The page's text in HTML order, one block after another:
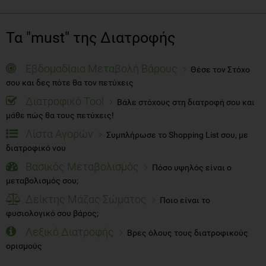
Τα "must" της Διατροφής
Εβδομαδίαια Μεταβολή Βάρους
Θέσε τον Στόχο
σου και δες πότε θα τον πετύχεις
Διατροφικό Tool
Βάλε στόχους στη διατροφή σου και
μάθε πώς θα τους πετύχεις!
Λίστα Αγορών
Συμπλήρωσε το Shopping List σου, με
διατροφικό νου
Βασικός Μεταβολισμός
Πόσο υψηλός είναι ο
μεταβολισμός σου;
Δείκτης Μάζας Σώματος
Ποιο είναι το
φυσιολογικό σου βάρος;
Λεξικό Διατροφής
Βρες όλους τους διατροφικούς
ορισμούς